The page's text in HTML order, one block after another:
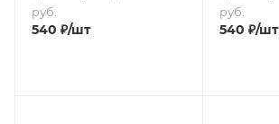
руб.
540 ₽/шт
руб.
540 ₽/шт